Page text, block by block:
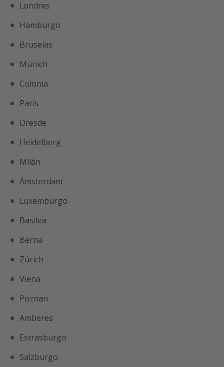
Londres
Hamburgo
Bruselas
Múnich
Colonia
París
Dresde
Heidelberg
Milán
Ámsterdam
Luxemburgo
Basilea
Berna
Zúrich
Viena
Poznan
Amberes
Estrasburgo
Salzburgo